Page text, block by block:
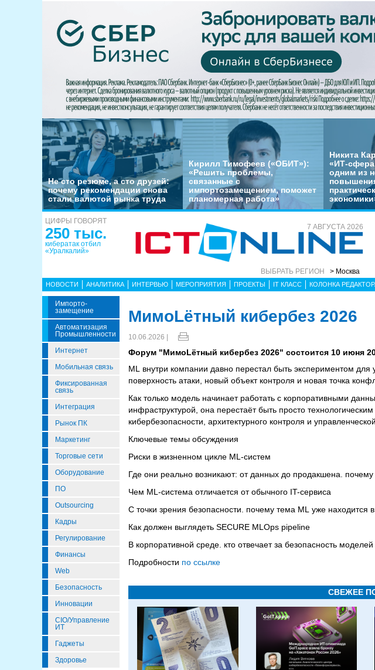
Не сто резюме, а сто друзей:
почему рекомендации снова
стали валютой рынка труда
Кирилл Тимофеев («ОБИТ»):
«Решить проблемы,
связанные с
импортозамещением, поможет
планомерная работа»
Никита
«ИТ-сфера
одним из
ЦИФРЫ ГОВОРЯТ
250 тыс.
кибератак отбил
«Уралкалий»
7 АВГУСТА 2026
ВЫБРАТЬ РЕГИОН > Москва
НОВОСТИ АНАЛИТИКА ИНТЕРВЬЮ МЕРОПРИЯТИЯ ПРОЕКТЫ IT КЛАСС КОЛОНКА
Импорто­
Замещение
Автоматизация
Промышленности
Интернет
Мобильная связь
Фиксированная
связь
Интеграция
Рынок ПК
Маркетинг
Торговые сети
Оборудование
ПО
Outsourcing
Кадры
Регулирование
Финансы
Web
Безопасность
Инновации
CIO/Управление
ИТ
Гаджеты
Здоровье
МимоLётный кибербез 2026
10.06.2026 |
Форум "МимоLётный кибербез 2026" состоится 10 июня
ML внутри компании давно перестал быть экспериментом для
поверхность атаки, новый объект контроля и новая точка
Как только модель начинает работать с корпоративными
инфраструктурой, она перестаёт быть просто
кибербезопасности, архитектурного контроля и
Ключевые темы обсуждения
Риски в жизненном цикле ML-систем
Где они реально возникают: от данных до продакшена.
Чем ML-система отличается от обычного IT-сервиса
С точки зрения безопасности. почему тема ML уже находится
Как должен выглядеть SECURE MLOps pipeline
В корпоративной среде. кто отвечает за безопасность
Подробности по ссылке
СВЕЖЕЕ